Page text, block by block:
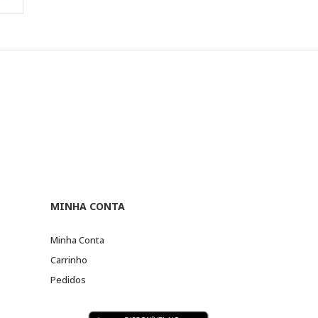
MINHA CONTA
Minha Conta
Carrinho
Pedidos